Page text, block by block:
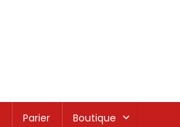
Parier Boutique